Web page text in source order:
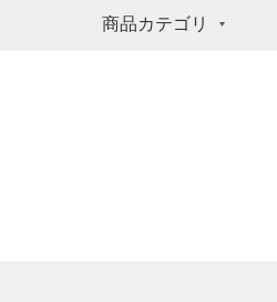
商品カテゴリ